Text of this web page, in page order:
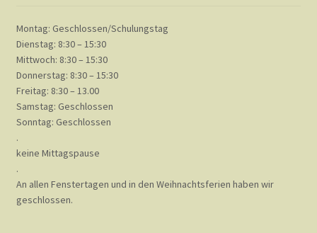
Montag: Geschlossen/Schulungstag
Dienstag: 8:30 – 15:30
Mittwoch: 8:30 – 15:30
Donnerstag: 8:30 – 15:30
Freitag: 8:30 – 13.00
Samstag: Geschlossen
Sonntag: Geschlossen
.
keine Mittagspause
.
An allen Fenstertagen und in den Weihnachtsferien haben wir
geschlossen.